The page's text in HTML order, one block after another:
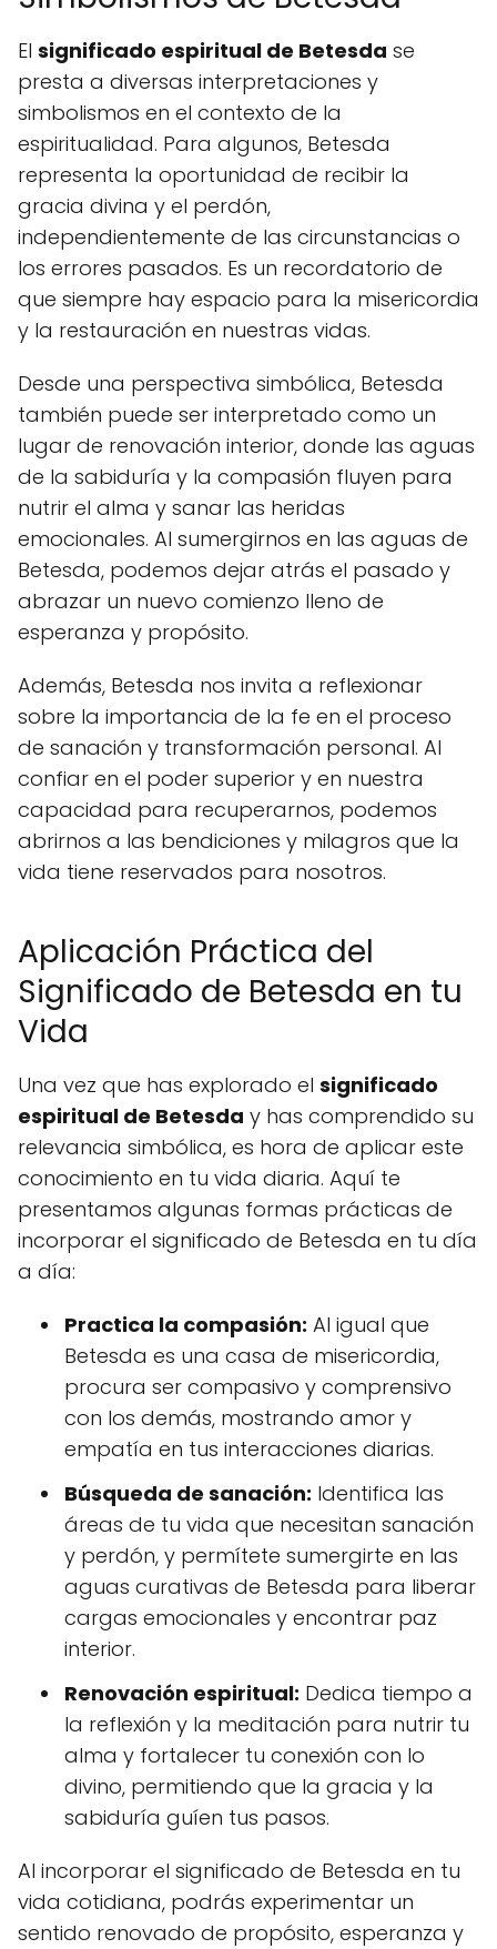
El significado espiritual de Betesda se
presta a diversas interpretaciones y
simbolismos en el contexto de la
espiritualidad. Para algunos, Betesda
representa la oportunidad de recibir la
gracia divina y el perdón,
independientemente de las circunstancias o
los errores pasados. Es un recordatorio de
que siempre hay espacio para la misericordia
y la restauración en nuestras vidas.
Desde una perspectiva simbólica, Betesda
también puede ser interpretado como un
lugar de renovación interior, donde las aguas
de la sabiduría y la compasión fluyen para
nutrir el alma y sanar las heridas
emocionales. Al sumergirnos en las aguas de
Betesda, podemos dejar atrás el pasado y
abrazar un nuevo comienzo lleno de
esperanza y propósito.
Además, Betesda nos invita a reflexionar
sobre la importancia de la fe en el proceso
de sanación y transformación personal. Al
confiar en el poder superior y en nuestra
capacidad para recuperarnos, podemos
abrirnos a las bendiciones y milagros que la
vida tiene reservados para nosotros.
Aplicación Práctica del
Significado de Betesda en tu
Vida
Una vez que has explorado el significado
espiritual de Betesda y has comprendido su
relevancia simbólica, es hora de aplicar este
conocimiento en tu vida diaria. Aquí te
presentamos algunas formas prácticas de
incorporar el significado de Betesda en tu día
a día:
Practica la compasión: Al igual que
Betesda es una casa de misericordia,
procura ser compasivo y comprensivo
con los demás, mostrando amor y
empatía en tus interacciones diarias.
Búsqueda de sanación: Identifica las
áreas de tu vida que necesitan sanación
y perdón, y permítete sumergirte en las
aguas curativas de Betesda para liberar
cargas emocionales y encontrar paz
interior.
Renovación espiritual: Dedica tiempo a
la reflexión y la meditación para nutrir tu
alma y fortalecer tu conexión con lo
divino, permitiendo que la gracia y la
sabiduría guíen tus pasos.
Al incorporar el significado de Betesda en tu
vida cotidiana, podrás experimentar un
sentido renovado de propósito, esperanza y